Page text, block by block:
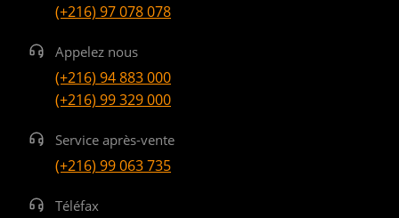
(+216) 97 078 078
Appelez nous
(+216) 94 883 000
(+216) 99 329 000
Service après-vente
(+216) 99 063 735
Téléfax